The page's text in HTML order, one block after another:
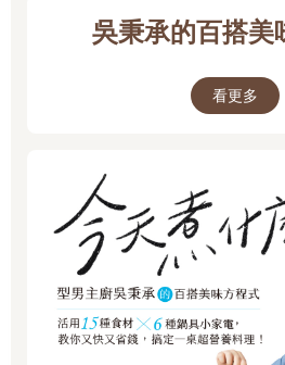
吳秉承的百搭美
看更多